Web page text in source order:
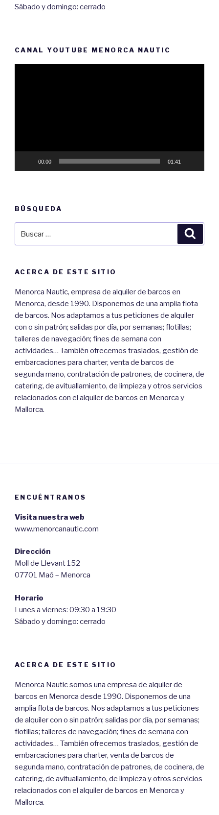
Sábado y domingo: cerrado
CANAL YOUTUBE MENORCA NAUTIC
00:00 01:41
BÚSQUEDA
por:
ACERCA DE ESTE SITIO
Menorca Nautic, empresa de alquiler de barcos en
Menorca, desde 1990. Disponemos de una amplia flota
de barcos. Nos adaptamos a tus peticiones de alquiler
con o sin patrón; salidas por día, por semanas; flotillas;
talleres de navegación; fines de semana con
actividades… También ofrecemos traslados, gestión de
embarcaciones para charter, venta de barcos de
segunda mano, contratación de patrones, de cocinera, de
catering, de avituallamiento, de limpieza y otros servicios
relacionados con el alquiler de barcos en Menorca y
Mallorca.
ENCUÉNTRANOS
Visita nuestra web
www.menorcanautic.com
Dirección
Moll de Llevant 152
07701 Maó – Menorca
Horario
Lunes a viernes: 09:30 a 19:30
Sábado y domingo: cerrado
ACERCA DE ESTE SITIO
Menorca Nautic somos una empresa de alquiler de
barcos en Menorca desde 1990. Disponemos de una
amplia flota de barcos. Nos adaptamos a tus peticiones
de alquiler con o sin patrón; salidas por día, por semanas;
flotillas; talleres de navegación; fines de semana con
actividades… También ofrecemos traslados, gestión de
embarcaciones para charter, venta de barcos de
segunda mano, contratación de patrones, de cocinera, de
catering, de avituallamiento, de limpieza y otros servicios
relacionados con el alquiler de barcos en Menorca y
Mallorca.